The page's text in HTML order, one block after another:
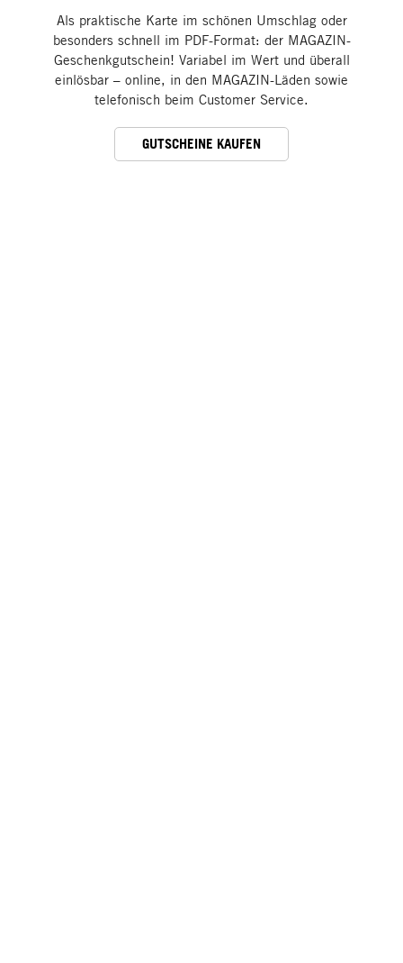
Als praktische Karte im schönen Umschlag oder
besonders schnell im PDF-Format: der MAGAZIN-
Geschenkgutschein! Variabel im Wert und überall
einlösbar – online, in den MAGAZIN-Läden sowie
telefonisch beim Customer Service.
GUTSCHEINE KAUFEN